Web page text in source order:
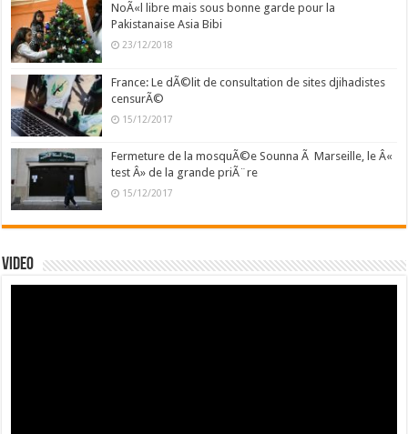
NoÃ«l libre mais sous bonne garde pour la
Pakistanaise Asia Bibi
23/12/2018
France: Le dÃ©lit de consultation de sites djihadistes
censurÃ©
15/12/2017
Fermeture de la mosquÃ©e Sounna Ã Marseille, le Â«
test Â» de la grande priÃ¨re
15/12/2017
Video